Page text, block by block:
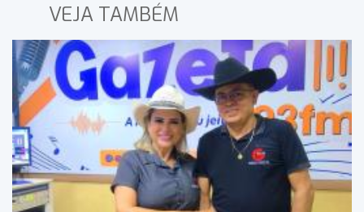
VEJA TAMBÉM